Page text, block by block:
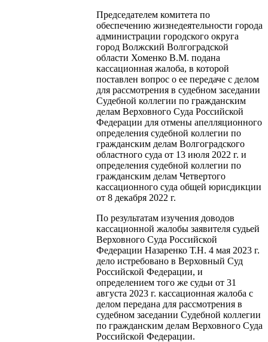
Председателем комитета по
обеспечению жизнедеятельности города
администрации городского округа
город Волжский Волгоградской
области Хоменко В.М. подана
кассационная жалоба, в которой
поставлен вопрос о ее передаче с делом
для рассмотрения в судебном заседании
Судебной коллегии по гражданским
делам Верховного Суда Российской
Федерации для отмены апелляционного
определения судебной коллегии по
гражданским делам Волгоградского
областного суда от 13 июля 2022 г. и
определения судебной коллегии по
гражданским делам Четвертого
кассационного суда общей юрисдикции
от 8 декабря 2022 г.
По результатам изучения доводов
кассационной жалобы заявителя судьей
Верховного Суда Российской
Федерации Назаренко Т.Н. 4 мая 2023 г.
дело истребовано в Верховный Суд
Российской Федерации, и
определением того же судьи от 31
августа 2023 г. кассационная жалоба с
делом передана для рассмотрения в
судебном заседании Судебной коллегии
по гражданским делам Верховного Суда
Российской Федерации.